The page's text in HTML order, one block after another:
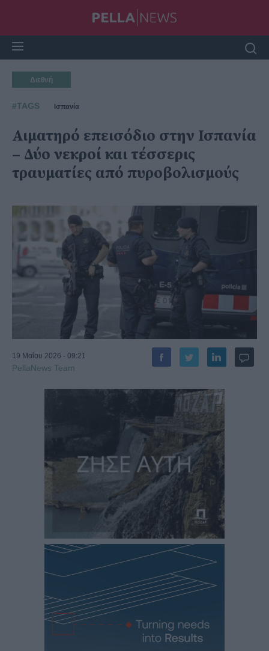
Διεθνή
#TAGS Ισπανία
Αιματηρό επεισόδιο στην Ισπανία
– Δύο νεκροί και τέσσερις
τραυματίες από πυροβολισμούς
19 Μαΐου 2026 - 09:21
PellaNews Team